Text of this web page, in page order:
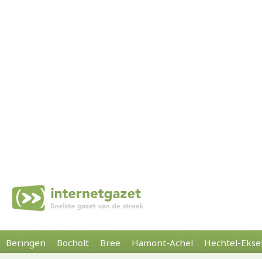
Beringen Bocholt Bree Hamont-Achel Hechtel-